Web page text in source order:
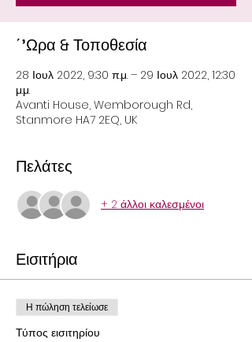
΄'Ωρα & Τοποθεσία
28 Ιουλ 2022, 9:30 π.μ. – 29 Ιουλ 2022, 12:30
μ.μ.
Avanti House, Wemborough Rd,
Stanmore HA7 2EQ, UK
Πελάτες
+ 2 άλλοι καλεσμένοι
Εισιτήρια
Η πώληση τελείωσε
Τύπος εισιτηρίου